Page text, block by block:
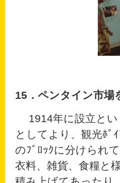
15 ．ペンタイン市場
1914年に設立とい
としてより、観光ﾎﾟ
のﾌﾞﾛｯｸに分けられ
衣料、雑貨、食糧と